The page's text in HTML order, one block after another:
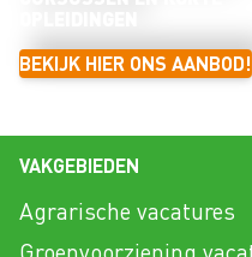
BEKIJK HIER ONS AANBOD!
VAKGEBIEDEN
Agrarische vacatures